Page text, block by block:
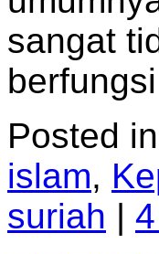
sangat
Posted in
islam,
suriah |